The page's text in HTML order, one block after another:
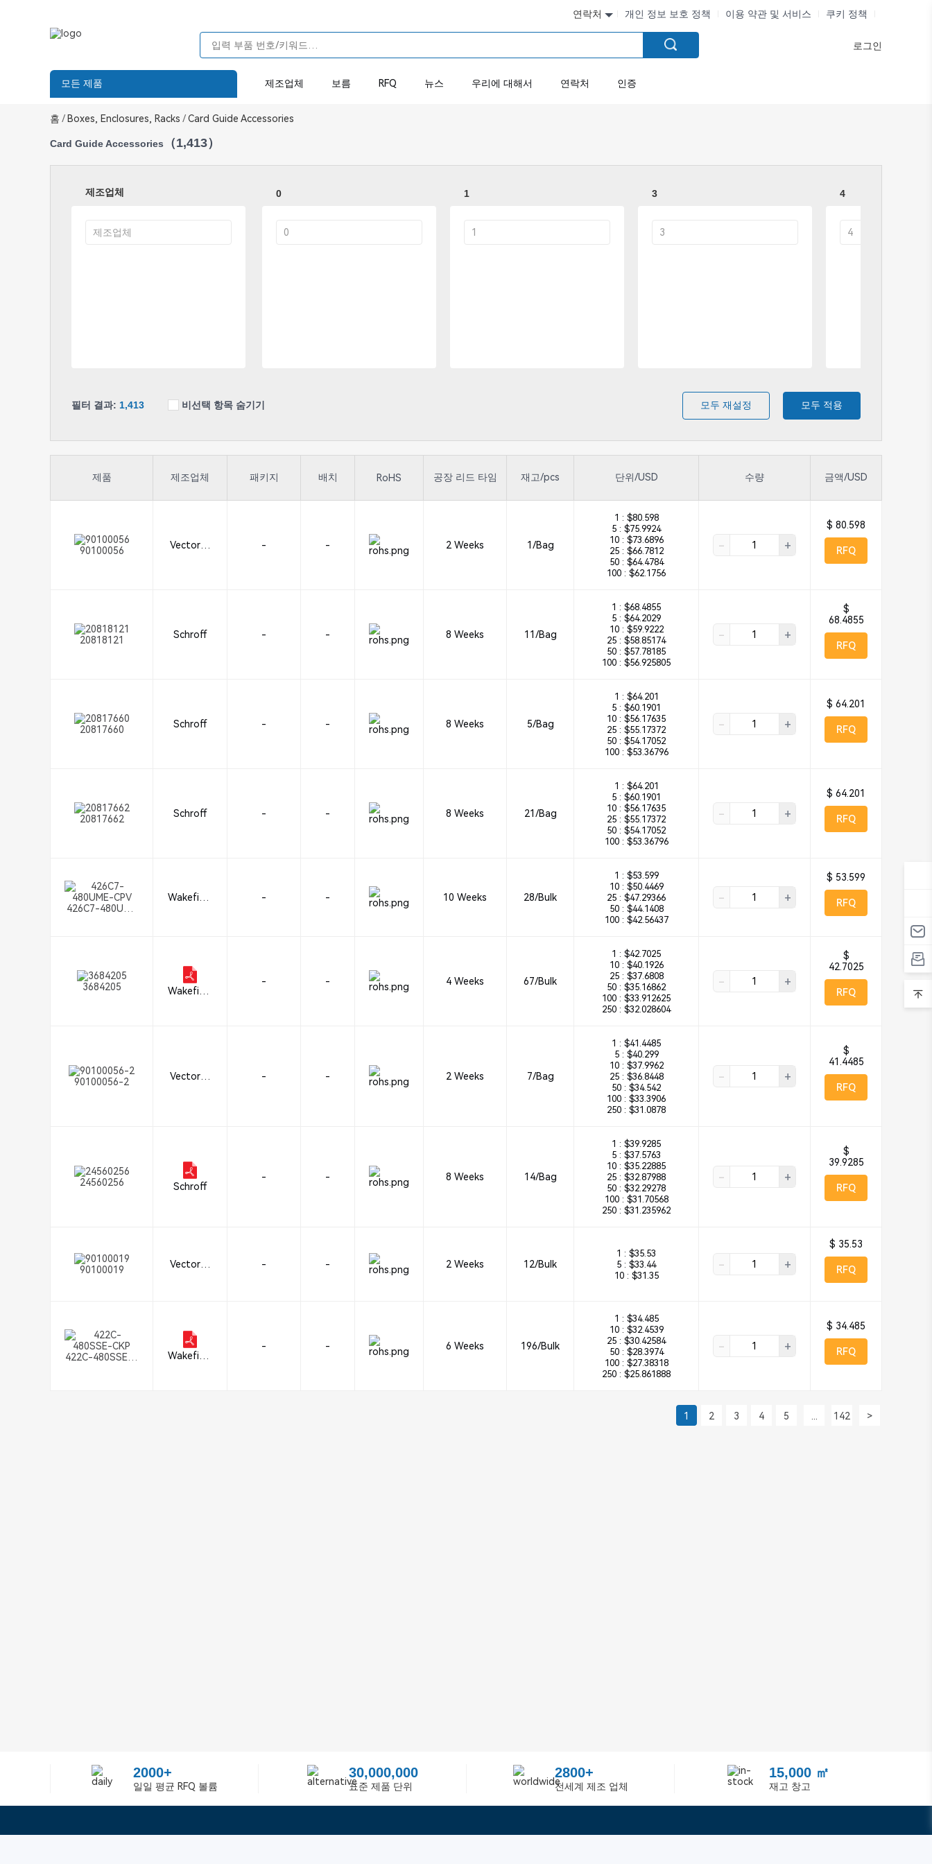
연락처 개인 정보 보호 정책 이용 약관 및 서비스 쿠키 정책
로그인
모든 제품 제조업체 보름 RFQ 뉴스 우리에 대해서 연락처 인증
홈 / Boxes, Enclosures, Racks /Card Guide Accessories
Card Guide Accessories （1,413）
제조업체 0 1 3 4
필터 결과: 1,413 비선택 항목 숨기기 모두 재설정 모두 적용
제품 제조업체 패키지 배치 RoHS 공장 리드 타임 재고/pcs 단위/USD 수량 금액/USD
90100056
Vector El
- - 2 Weeks 1/Bag
1 : $80.598
5 : $75.9924
10 : $73.6896
25 : $66.7812
50 : $64.4784
100 : $62.1756
- +
$ 80.598
RFQ
20818121 Schroff - - 8 Weeks 11/Bag
1 : $68.4855
5 : $64.2029
10 : $59.9222
25 : $58.85174
50 : $57.78185
100 : $56.925805
- +
$
68.4855
RFQ
20817660 Schroff - - 8 Weeks 5/Bag
1 : $64.201
5 : $60.1901
10 : $56.17635
25 : $55.17372
50 : $54.17052
100 : $53.36796
- +
$ 64.201
RFQ
20817662 Schroff - - 8 Weeks 21/Bag
1 : $64.201
5 : $60.1901
10 : $56.17635
25 : $55.17372
50 : $54.17052
100 : $53.36796
- +
$ 64.201
RFQ
426C7-480UME
Wakefield
- - 10 Weeks 28/Bulk
1 : $53.599
10 : $50.4469
25 : $47.29366
50 : $44.1408
100 : $42.56437
- +
$ 53.599
RFQ
3684205
Wakefield
- - 4 Weeks 67/Bulk
1 : $42.7025
10 : $40.1926
25 : $37.6808
50 : $35.16862
100 : $33.912625
250 : $32.028604
- +
$
42.7025
RFQ
90100056-2
Vector El
- - 2 Weeks 7/Bag
1 : $41.4485
5 : $40.299
10 : $37.9962
25 : $36.8448
50 : $34.542
100 : $33.3906
250 : $31.0878
- +
$
41.4485
RFQ
24560256 Schroff
- - 8 Weeks 14/Bag
1 : $39.9285
5 : $37.5763
10 : $35.22885
25 : $32.87988
50 : $32.29278
100 : $31.70568
250 : $31.235962
- +
$
39.9285
RFQ
90100019
Vector El
- - 2 Weeks 12/Bulk
1 : $35.53
5 : $33.44
10 : $31.35
- +
$ 35.53
RFQ
422C-480SSE-C
Wakefield
- - 6 Weeks 196/Bulk
1 : $34.485
10 : $32.4539
25 : $30.42584
50 : $28.3974
100 : $27.38318
250 : $25.861888
- +
$ 34.485
RFQ
1 2 3 4 5 142 >
2000+
일일 평균 RFQ 볼륨
30,000,000
표준 제품 단위
2800+
전세계 제조 업체
15,000 ㎡
재고 창고